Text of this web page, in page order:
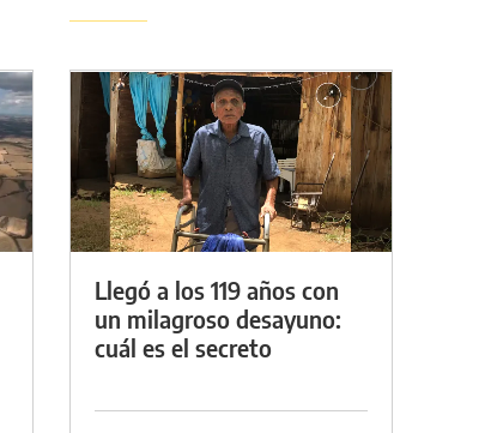
Llegó a los 119 años con
un milagroso desayuno:
cuál es el secreto